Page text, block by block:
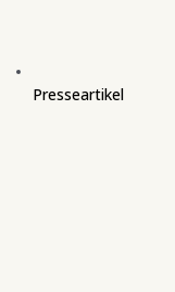
Presseartikel